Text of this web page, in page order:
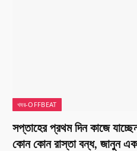
খবর-OFFBEAT
সপ্তাহের প্রথম দিন কাজে
কোন কোন রাস্তা বন্ধ, জানুন